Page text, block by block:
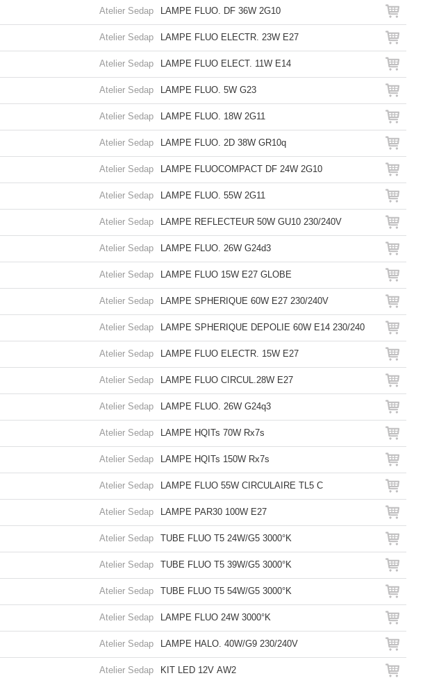
Atelier Sedap LAMPE FLUO. DF 36W 2G10
Atelier Sedap LAMPE FLUO ELECTR. 23W E27
Atelier Sedap LAMPE FLUO ELECT. 11W E14
Atelier Sedap LAMPE FLUO. 5W G23
Atelier Sedap LAMPE FLUO. 18W 2G11
Atelier Sedap LAMPE FLUO. 2D 38W GR10q
Atelier Sedap LAMPE FLUOCOMPACT DF 24W 2G10
Atelier Sedap LAMPE FLUO. 55W 2G11
Atelier Sedap LAMPE REFLECTEUR 50W GU10 230/240V
Atelier Sedap LAMPE FLUO. 26W G24d3
Atelier Sedap LAMPE FLUO 15W E27 GLOBE
Atelier Sedap LAMPE SPHERIQUE 60W E27 230/240V
Atelier Sedap LAMPE SPHERIQUE DEPOLIE 60W E14 230/240
Atelier Sedap LAMPE FLUO ELECTR. 15W E27
Atelier Sedap LAMPE FLUO CIRCUL.28W E27
Atelier Sedap LAMPE FLUO. 26W G24q3
Atelier Sedap LAMPE HQITs 70W Rx7s
Atelier Sedap LAMPE HQITs 150W Rx7s
Atelier Sedap LAMPE FLUO 55W CIRCULAIRE TL5 C
Atelier Sedap LAMPE PAR30 100W E27
Atelier Sedap TUBE FLUO T5 24W/G5 3000°K
Atelier Sedap TUBE FLUO T5 39W/G5 3000°K
Atelier Sedap TUBE FLUO T5 54W/G5 3000°K
Atelier Sedap LAMPE FLUO 24W 3000°K
Atelier Sedap LAMPE HALO. 40W/G9 230/240V
Atelier Sedap KIT LED 12V AW2